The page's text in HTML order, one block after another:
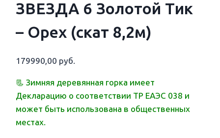
ЗВЕЗДА 6 Золотой Тик
– Орех (скат 8,2м)
179990,00 руб.
📃 Зимняя деревянная горка имеет
Декларацию о соответствии ТР ЕАЭС 038 и
может быть использована в общественных
местах.